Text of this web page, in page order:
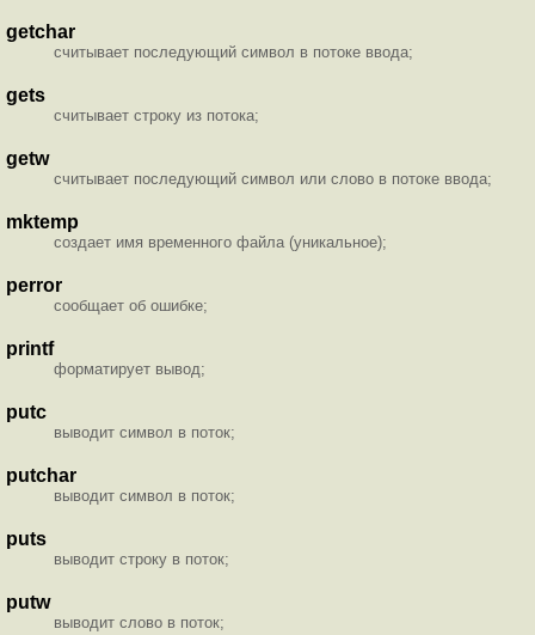
getchar
считывает последующий символ в потоке ввода;
gets
считывает строку из потока;
getw
считывает последующий символ или слово в потоке ввода;
mktemp
создает имя временного файла (уникальное);
perror
сообщает об ошибке;
printf
форматирует вывод;
putc
выводит символ в поток;
putchar
выводит символ в поток;
puts
выводит строку в поток;
putw
выводит слово в поток;